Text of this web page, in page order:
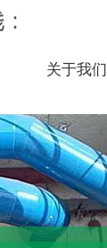
关于我们